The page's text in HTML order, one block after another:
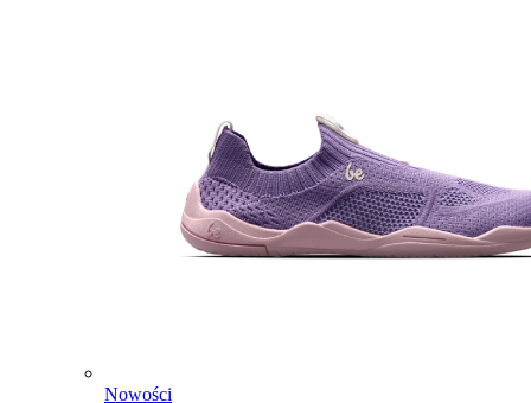
Nowości